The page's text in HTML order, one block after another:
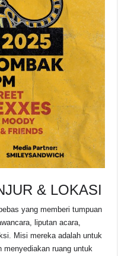
& LOKASI
yang memberi tumpuan
liputan acara,
Misi mereka adalah untuk
menyediakan ruang untuk